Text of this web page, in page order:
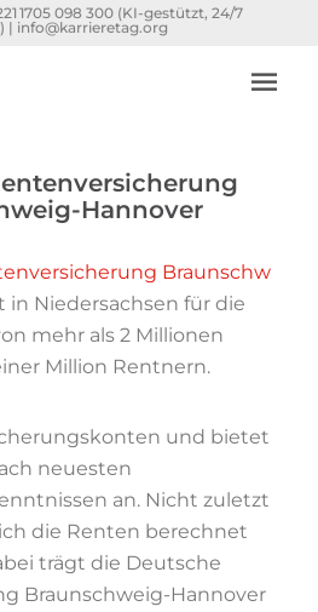
1705 098 300 (KI-gestützt, 24/7
| info@karrieretag.org
Hannover
Braunschw
in Niedersachsen für die
mehr als 2 Millionen
Million Rentnern.
und bietet
neuesten
an. Nicht zuletzt
die Renten berechnet
trägt die Deutsche
Braunschweig-Hannover